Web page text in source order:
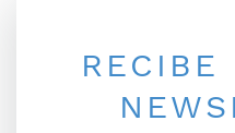
RECIBE